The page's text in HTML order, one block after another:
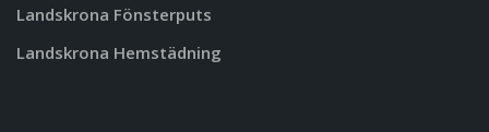
Landskrona Fönsterputs
Landskrona Hemstädning